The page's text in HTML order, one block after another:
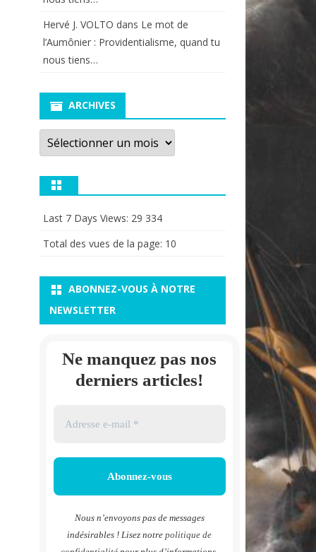
Hervé J. VOLTO dans Le mot de
l’Aumônier : Providentialisme, quand tu
nous tiens…
ARCHIVES
Archives
Last 7 Days Views: 29 334
Total des vues de la page: 10
ABONNEZ-VOUS À NOTRE
NEWSLETTER
Ne manquez pas nos
derniers articles!
Nous n’envoyons pas de messages
indésirables ! Lisez notrepolitique de